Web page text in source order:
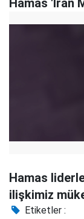
Hamas 'İran
Hamas
ilişkimiz
Etiketler :